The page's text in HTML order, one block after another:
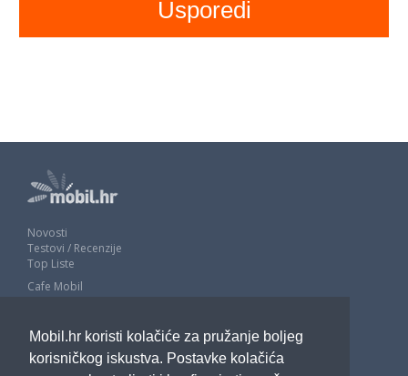
Mobil.hr koristi kolačiće za pružanje boljeg
korisničkog iskustva. Postavke kolačića
Novosti
Testovi / Recenzije
Top Liste
Cafe Mobil
Impressum
Marketing
Pravne odredbe